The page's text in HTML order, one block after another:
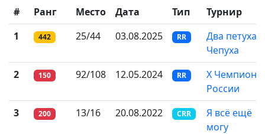
# Ранг Место Дата Тип
Турнир
1
442 25/44 03.08.2025 RR
Два петуха и
Чепуха
2
150 92/108 12.05.2024 RR
X
России
3
200 13/16 20.08.2022 CRR
Я всё ещё
могу